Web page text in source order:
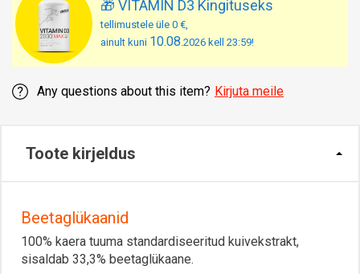
🎁 VITAMIN D3 Kingituseks
tellimustele üle 0 €,
ainult kuni 10.08.2026 kell 23:59!
Any questions about this item? Kirjuta meile
Toote kirjeldus
Beetaglükaanid
100% kaera tuuma standardiseeritud kuivekstrakt,
sisaldab 33,3% beetaglükaane.